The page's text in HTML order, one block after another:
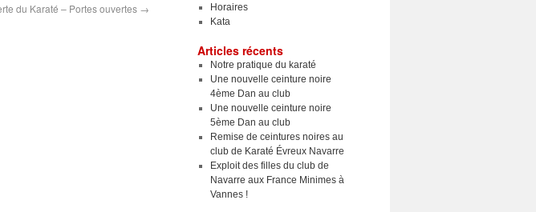
du Karaté – Portes ouvertes →
Horaires
Kata
Articles récents
Notre pratique du karaté
Une nouvelle ceinture noire
4ème Dan au club
Une nouvelle ceinture noire
5ème Dan au club
Remise de ceintures noires au
club de Karaté Évreux Navarre
Exploit des filles du club de
Navarre aux France Minimes à
Vannes !